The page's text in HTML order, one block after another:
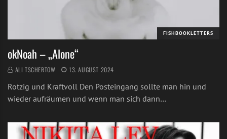
FISHBOOKLETTERS
okNoah – „Alone“
ALI TSCHERTOW 13. AUGUST 2024
Rotzig und Kraftvoll Den Posteingang sollte man hin und
wieder aufräumen und wenn man sich dann…